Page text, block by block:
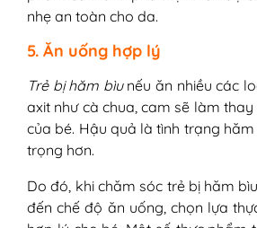
nhẹ an toàn cho da.
5. Ăn uống hợp lý
Trẻ bị hăm bìunếu ăn nhiều các
axit như cà chua, cam sẽ làm
của bé. Hậu quả là tình trạng
trọng hơn.
Do đó, khi chăm sóc trẻ bị hăm
đến chế độ ăn uống, chọn lựa